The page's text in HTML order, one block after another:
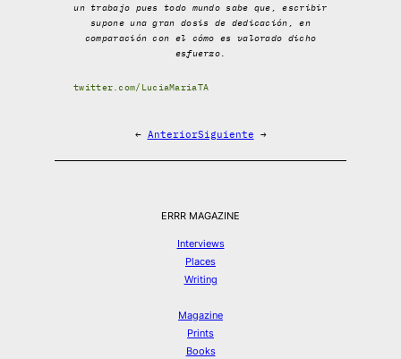
un trabajo pues todo mundo sabe que, escribir
supone una gran dosis de dedicación, en
comparación con el cómo es valorado dicho
esfuerzo.
twitter.com/LuciaMariaTA
← AnteriorSiguiente →
ERRR MAGAZINE
Interviews
Places
Writing
Magazine
Prints
Books